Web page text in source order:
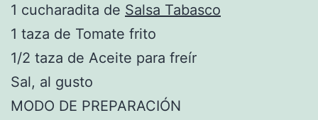
1 cucharadita de Salsa Tabasco
1 taza de Tomate frito
1/2 taza de Aceite para freír
Sal, al gusto
MODO DE PREPARACIÓN